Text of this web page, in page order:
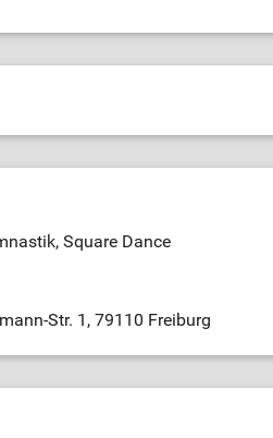
Square Dance
Str. 1, 79110 Freiburg